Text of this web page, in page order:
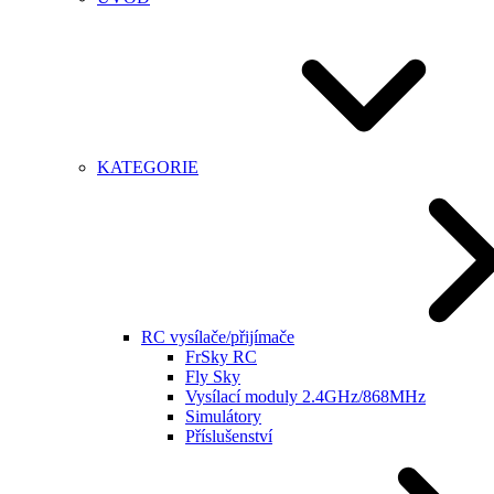
KATEGORIE
RC vysílače/přijímače
FrSky RC
Fly Sky
Vysílací moduly 2.4GHz/868MHz
Simulátory
Příslušenství